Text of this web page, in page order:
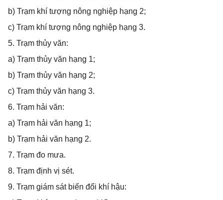
b) Trạm khí tượng nông nghiệp hạng 2;
c) Trạm khí tượng nông nghiệp hạng 3.
5. Trạm thủy văn:
a) Trạm thủy văn hạng 1;
b) Trạm thủy văn hạng 2;
c) Trạm thủy văn hạng 3.
6. Trạm hải văn:
a) Trạm hải văn hạng 1;
b) Trạm hải văn hạng 2.
7. Trạm đo mưa.
8. Trạm định vị sét.
9. Trạm giám sát biến đổi khí hậu: